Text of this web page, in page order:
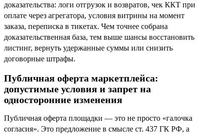
доказательства: логи отгрузок и возвратов, чек ККТ при
оплате через агрегатора, условия витрины на момент
заказа, переписка в тикетах. Чем точнее собрана
доказательственная база, тем выше шансы восстановить
листинг, вернуть удержанные суммы или снизить
договорные штрафы.
Публичная оферта маркетплейса:
допустимые условия и запрет на
односторонние изменения
Публичная оферта площадки — это не просто «галочка
согласия». Это предложение в смысле ст. 437 ГК РФ, а